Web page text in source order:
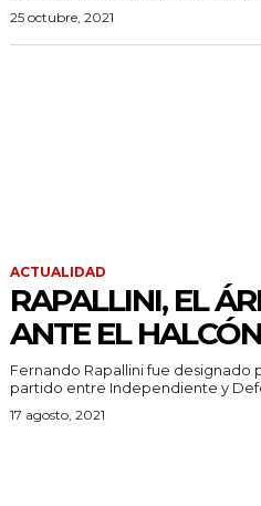
25 octubre, 2021
ACTUALIDAD
RAPALLINI, EL
ANTE EL HALCÓN
Fernando Rapallini fue designado
partido entre Independiente y
17 agosto, 2021